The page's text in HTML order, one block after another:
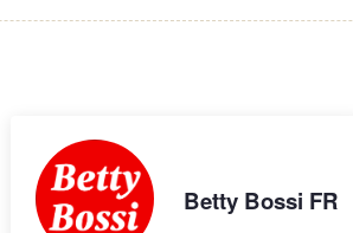
Betty Bossi FR